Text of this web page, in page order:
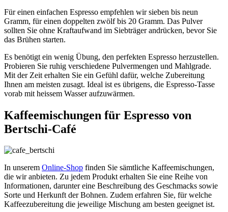
Für einen einfachen Espresso empfehlen wir sieben bis neun
Gramm, für einen doppelten zwölf bis 20 Gramm. Das Pulver
sollten Sie ohne Kraftaufwand im Siebträger andrücken, bevor Sie
das Brühen starten.
Es benötigt ein wenig Übung, den perfekten Espresso herzustellen.
Probieren Sie ruhig verschiedene Pulvermengen und Mahlgrade.
Mit der Zeit erhalten Sie ein Gefühl dafür, welche Zubereitung
Ihnen am meisten zusagt. Ideal ist es übrigens, die Espresso-Tasse
vorab mit heissem Wasser aufzuwärmen.
Kaffeemischungen für Espresso von
Bertschi-Café
In unserem Online-Shop finden Sie sämtliche Kaffeemischungen,
die wir anbieten. Zu jedem Produkt erhalten Sie eine Reihe von
Informationen, darunter eine Beschreibung des Geschmacks sowie
Sorte und Herkunft der Bohnen. Zudem erfahren Sie, für welche
Kaffeezubereitung die jeweilige Mischung am besten geeignet ist.